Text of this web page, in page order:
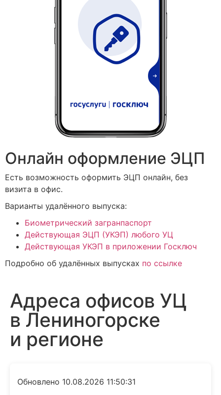
Онлайн оформление ЭЦП
Есть возможность оформить ЭЦП онлайн, без
визита в офис.
Варианты удалённого выпуска:
Биометрический загранпаспорт
Действующая ЭЦП (УКЭП) любого УЦ
Действующая УКЭП в приложении Госключ
Подробно об удалённых выпусках по ссылке
Адреса офисов УЦ
в Лениногорске
и регионе
Обновлено 10.08.2026 11:50:31